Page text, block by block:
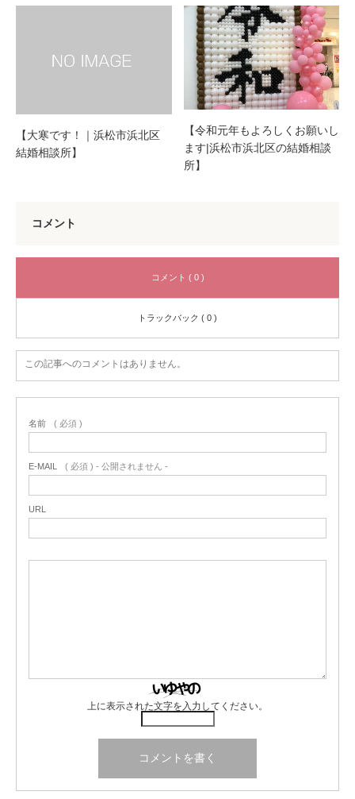
【大寒です！｜浜松市浜北区
結婚相談所】
【令和元年もよろしくお願いし
ます|浜松市浜北区の結婚相談
所】
コメント
コメント ( 0 )
トラックバック ( 0 )
この記事へのコメントはありません。
名前 ( 必須 )
E-MAIL ( 必須 ) - 公開されません -
URL
上に表示された文字を入力してください。